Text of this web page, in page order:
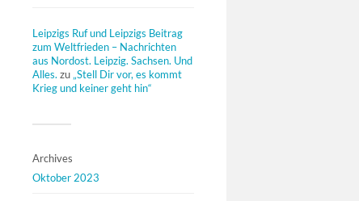
Leipzigs Ruf und Leipzigs Beitrag
zum Weltfrieden – Nachrichten
aus Nordost. Leipzig. Sachsen. Und
Alles. zu „Stell Dir vor, es kommt
Krieg und keiner geht hin“
Archives
Oktober 2023